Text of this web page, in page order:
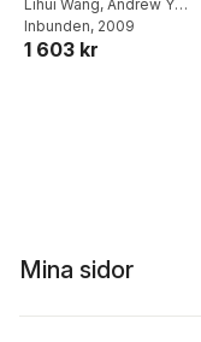
Planning for Digital
Manufacturing
Lihui Wang, Andrew Yeh
Ching Nee
Inbunden, 2009
1 603 kr
Mina sidor